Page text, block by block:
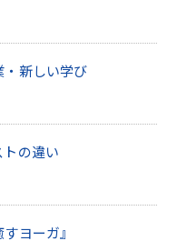
新しい学び
の違い
ヨーガ』